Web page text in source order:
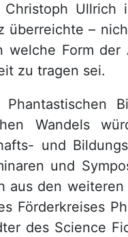
Christoph
überreichte –
welche Form
zu tragen sei.
Wandels
und
und
aus den
Förderkreises
des Science